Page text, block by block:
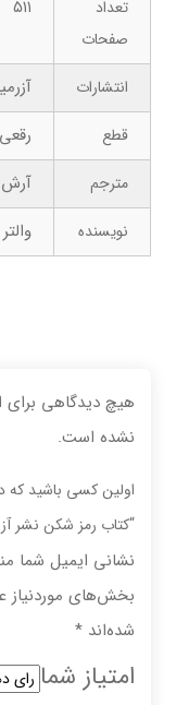
آزرمیدخت
آرش
والتر
هیچ دیدگاهی برای این
نشده است.
اولین کسی باشید که
“کتاب رمز شکن نشر
نشانی ایمیل شما منتشر
بخش‌های موردنیاز
*
امتیاز شما